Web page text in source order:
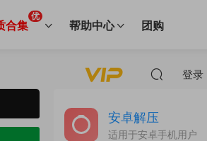
合集
优
帮助中心 团购
登录
安卓解压
适用于安卓手机用户